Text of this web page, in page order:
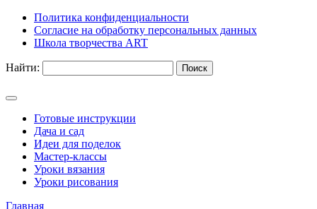
Политика конфиденциальности
Согласие на обработку персональных данных
Школа творчества ART
Найти:
Готовые инструкции
Дача и сад
Идеи для поделок
Мастер-классы
Уроки вязания
Уроки рисования
Главная